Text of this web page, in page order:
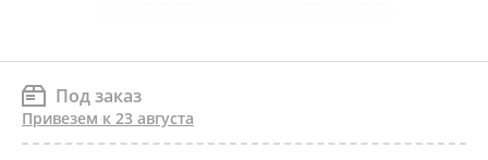
Под заказ
Привезем к 23 августа